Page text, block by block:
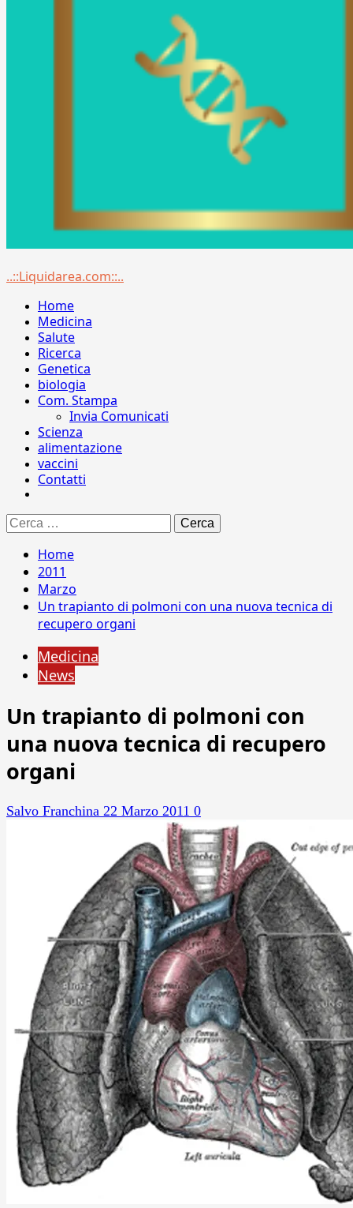
Menu
..::Liquidarea.com::..
Home
Medicina
Salute
Ricerca
Genetica
biologia
Com. Stampa
Invia Comunicati
Scienza
alimentazione
vaccini
Contatti
Ricerca
per:
Home
2011
Marzo
Un trapianto di polmoni con una nuova tecnica di
recupero organi
Medicina
News
Un trapianto di polmoni con
una nuova tecnica di recupero
organi
Salvo Franchina 22 Marzo 2011 0